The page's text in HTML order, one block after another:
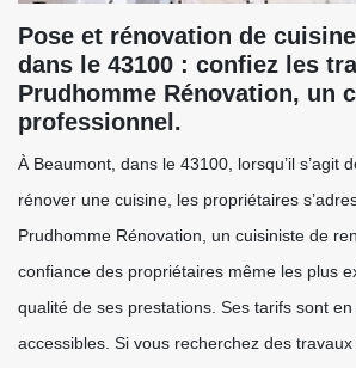
Pose et rénovation de
dans le 43100 : confiez les
Prudhomme Rénovation, un
professionnel.
À Beaumont, dans le 43100, lorsqu’il s’agit
rénover une cuisine, les propriétaires
Prudhomme Rénovation, un cuisiniste de
confiance des propriétaires même les plus
qualité de ses prestations. Ses tarifs sont
accessibles. Si vous recherchez des